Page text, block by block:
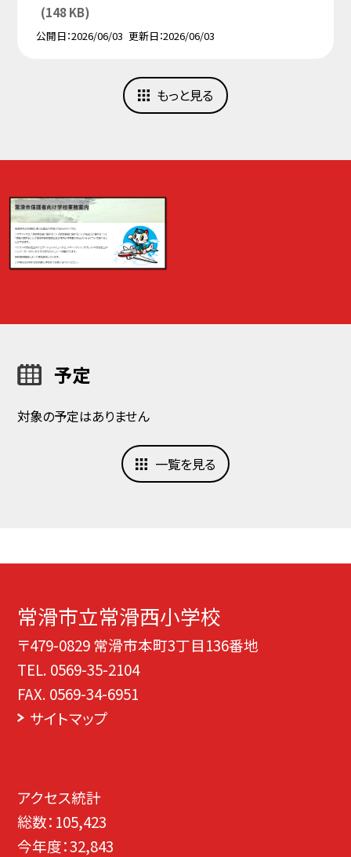
(148 KB)
公開日 2026/06/03 更新日 2026/06/03
もっと見る
予定
対象の予定はありません
一覧を見る
常滑市立常滑西小学校
〒479-0829 常滑市本町3丁目136番地
TEL. 0569-35-2104
FAX. 0569-34-6951
サイトマップ
アクセス統計
総数： 105,423
今年度：32,843